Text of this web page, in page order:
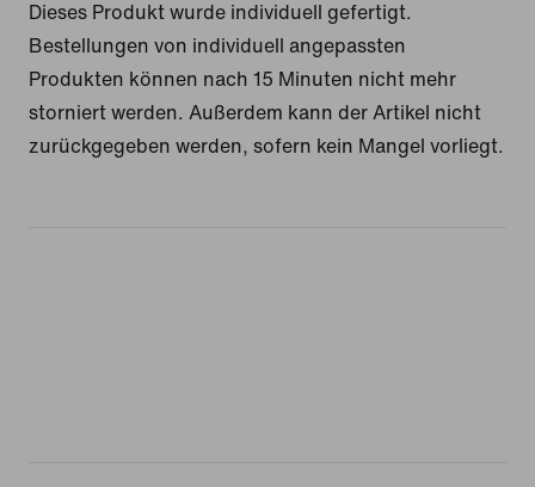
Dieses Produkt wurde individuell gefertigt.
Bestellungen von individuell angepassten
Produkten können nach 15 Minuten nicht mehr
storniert werden. Außerdem kann der Artikel nicht
zurückgegeben werden, sofern kein Mangel vorliegt.